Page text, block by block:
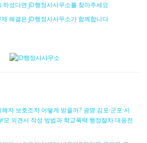
하셨다면 JD행정사사무소를 찾아주세요
해결은 JD행정사사무소가 함께합니다
자 보호조치 어떻게 받을까? 광명·김포·군포·시
모 의견서 작성 방법과 학교폭력 행정절차 대응전